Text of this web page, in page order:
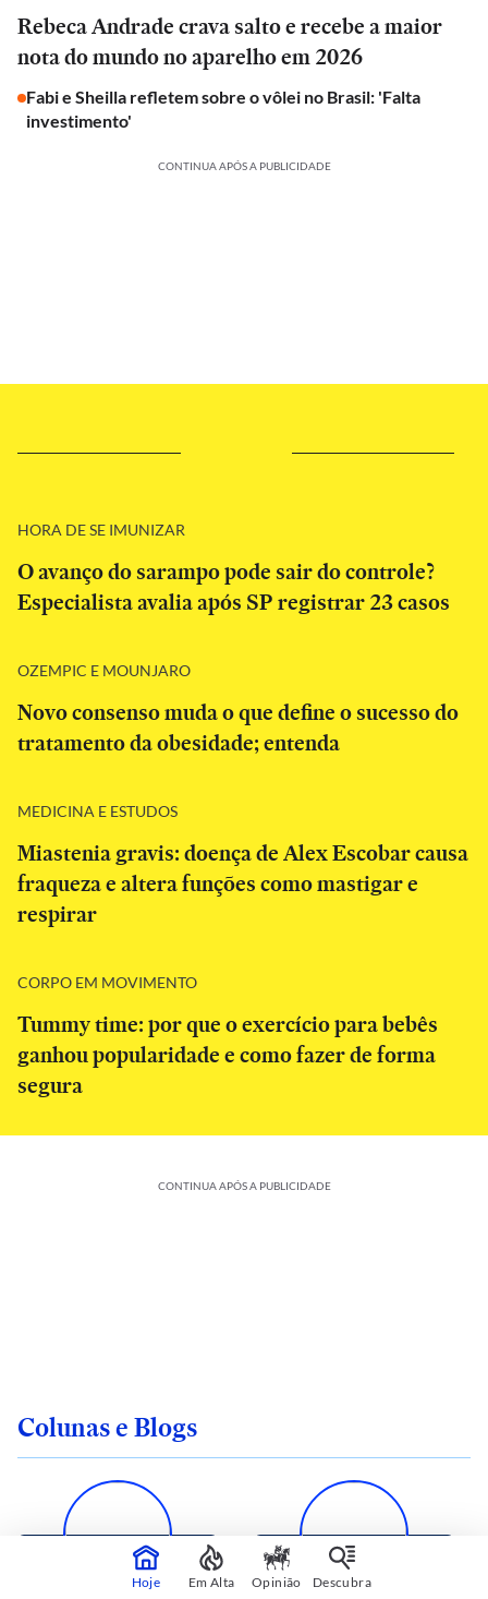
Rebeca Andrade crava salto e recebe a maior
nota do mundo no aparelho em 2026
Fabi e Sheilla refletem sobre o vôlei no Brasil: 'Falta
investimento'
CONTINUA APÓS A PUBLICIDADE
HORA DE SE IMUNIZAR
O avanço do sarampo pode sair do controle?
Especialista avalia após SP registrar 23 casos
OZEMPIC E MOUNJARO
Novo consenso muda o que define o sucesso do
tratamento da obesidade; entenda
MEDICINA E ESTUDOS
Miastenia gravis: doença de Alex Escobar causa
fraqueza e altera funções como mastigar e
respirar
CORPO EM MOVIMENTO
Tummy time: por que o exercício para bebês
ganhou popularidade e como fazer de forma
segura
CONTINUA APÓS A PUBLICIDADE
Colunas e Blogs
Hoje Em Alta Opinião Descubra